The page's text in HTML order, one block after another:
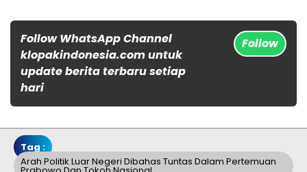
Follow WhatsApp Channel
klopakindonesia.com untuk
update berita terbaru setiap
hari
Follow
Tag :
Arah Politik Luar Negeri Dibahas Tuntas Dalam Pertemuan